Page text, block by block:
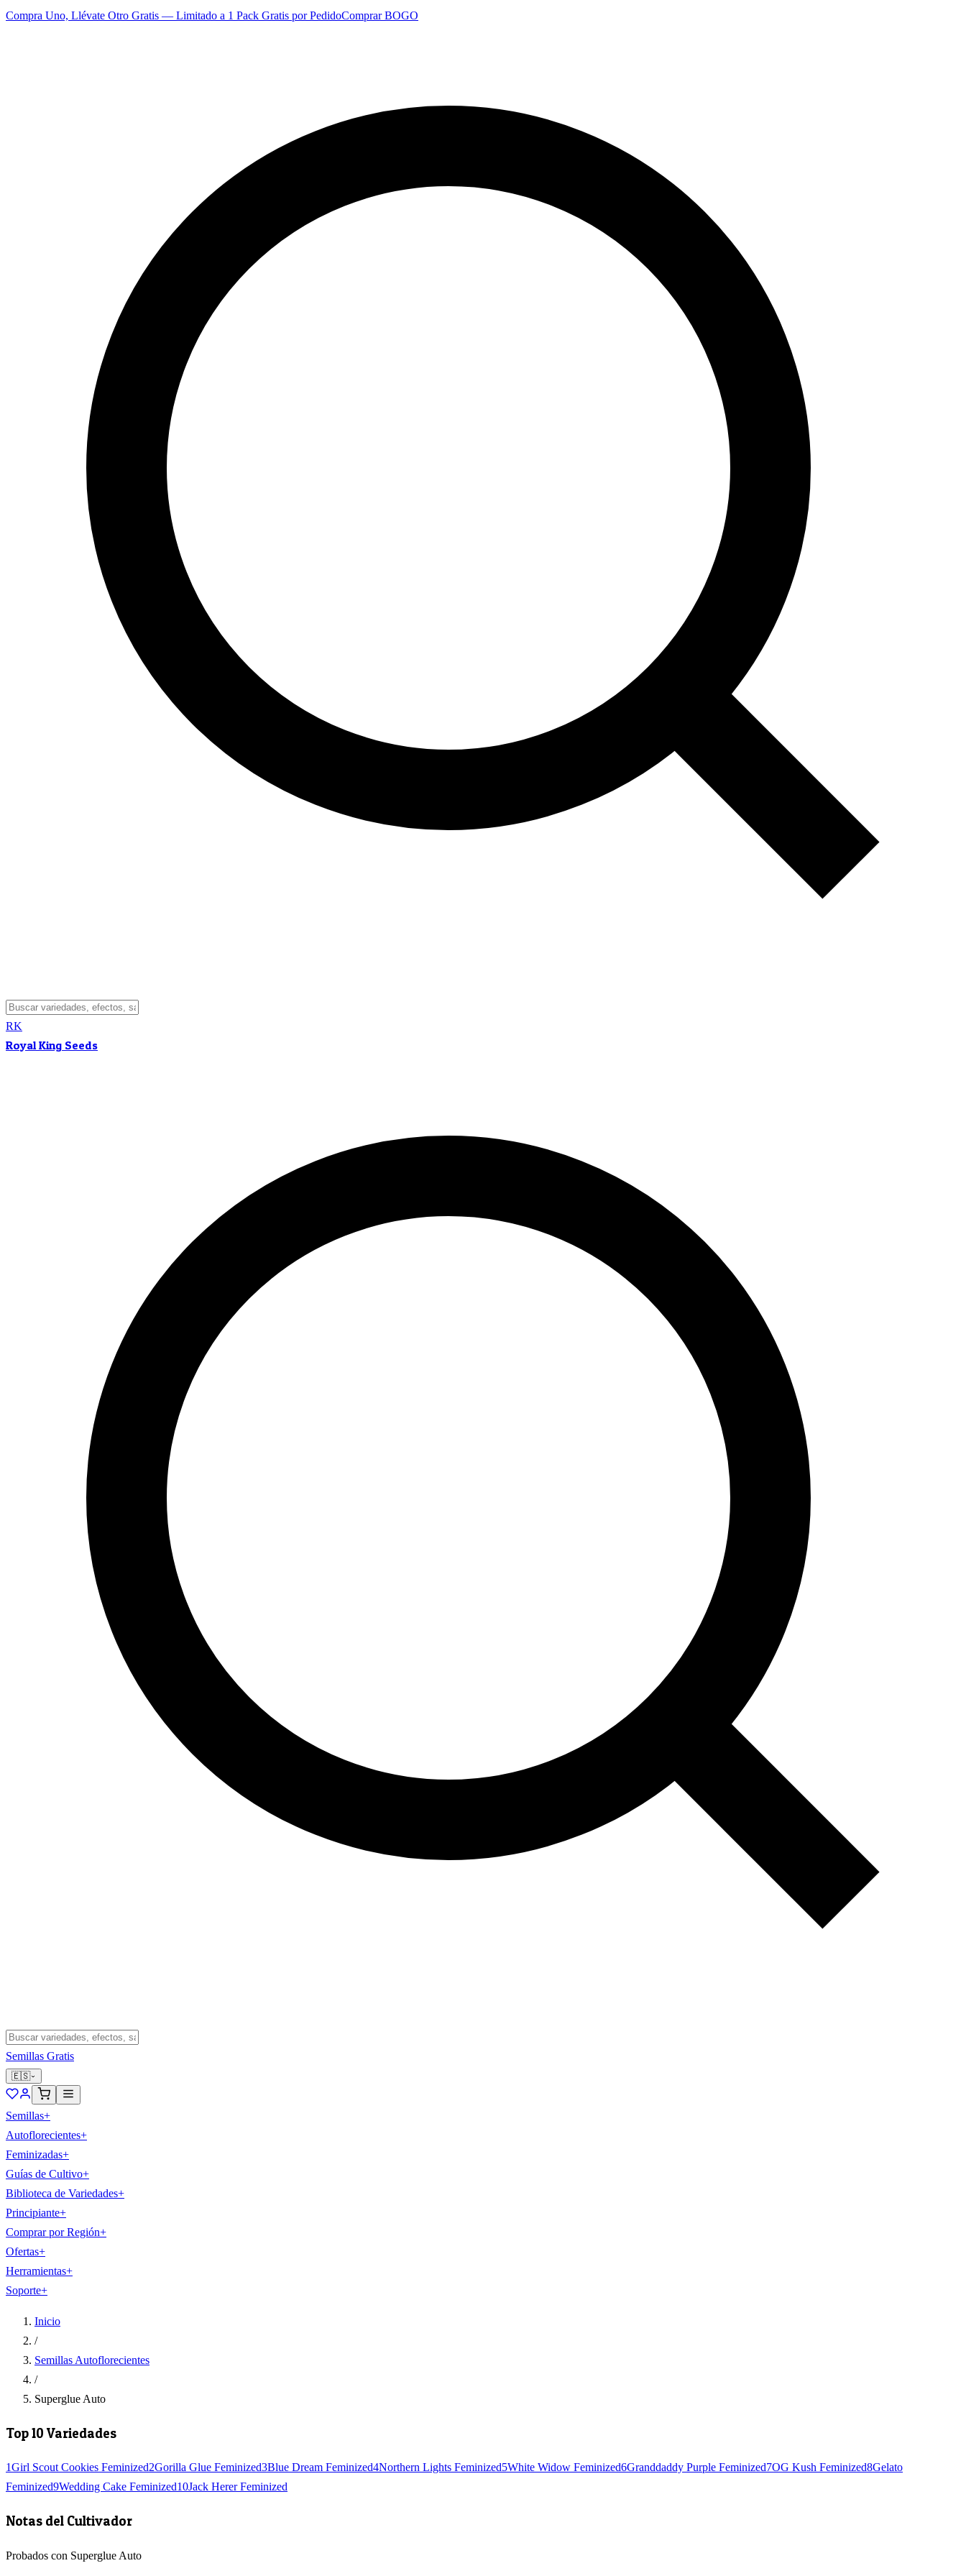
Compra Uno, Llévate Otro Gratis — Limitado a 1 Pack Gratis por PedidoComprar BOGO
RK
Royal King Seeds
Semillas Gratis
🇪🇸
Semillas+
Autoflorecientes+
Feminizadas+
Guías de Cultivo+
Biblioteca de Variedades+
Principiante+
Comprar por Región+
Ofertas+
Herramientas+
Soporte+
Inicio
/
Semillas Autoflorecientes
/
Superglue Auto
Top 10 Variedades
1Girl Scout Cookies Feminized2Gorilla Glue Feminized3Blue Dream Feminized4Northern Lights Feminized5White Widow Feminized6Granddaddy Purple Feminized7OG Kush Feminized8Gelato
Feminized9Wedding Cake Feminized10Jack Herer Feminized
Notas del Cultivador
Probados con Superglue Auto